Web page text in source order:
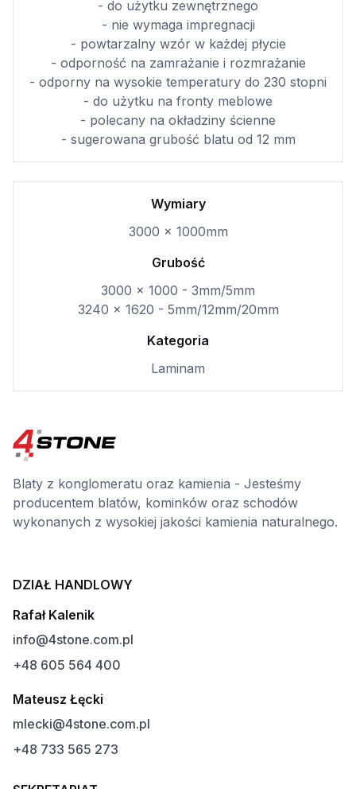
- do użytku zewnętrznego
- nie wymaga impregnacji
- powtarzalny wzór w każdej płycie
- odporność na zamrażanie i rozmrażanie
- odporny na wysokie temperatury do 230 stopni
- do użytku na fronty meblowe
- polecany na okładziny ścienne
- sugerowana grubość blatu od 12 mm
Wymiary
3000 x 1000mm
Grubość
3000 x 1000 - 3mm/5mm
3240 x 1620 - 5mm/12mm/20mm
Kategoria
Laminam
Blaty z konglomeratu oraz kamienia - Jesteśmy
producentem blatów, kominków oraz schodów
wykonanych z wysokiej jakości kamienia naturalnego.
DZIAŁ HANDLOWY
Rafał Kalenik
info@4stone.com.pl
+48 605 564 400
Mateusz Łęcki
mlecki@4stone.com.pl
+48 733 565 273